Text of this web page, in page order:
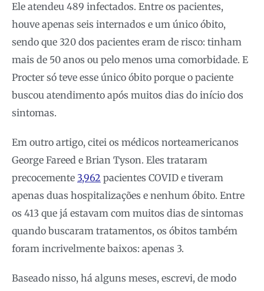
Ele atendeu 489 infectados. Entre os pacientes,
houve apenas seis internados e um único óbito,
sendo que 320 dos pacientes eram de risco: tinham
mais de 50 anos ou pelo menos uma comorbidade. E
Procter só teve esse único óbito porque o paciente
buscou atendimento após muitos dias do início dos
sintomas.
Em outro artigo, citei os médicos norteamericanos
George Fareed e Brian Tyson. Eles trataram
precocemente 3,962 pacientes COVID e tiveram
apenas duas hospitalizações e nenhum óbito. Entre
os 413 que já estavam com muitos dias de sintomas
quando buscaram tratamentos, os óbitos também
foram incrivelmente baixos: apenas 3.
Baseado nisso, há alguns meses, escrevi, de modo